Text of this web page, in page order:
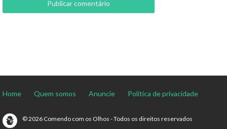
Home Quem somos Anuncie Política de privacidade
© 2026 Comendo com os Olhos - Todos os direitos reservados